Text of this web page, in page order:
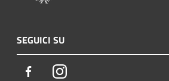
SEGUICI SU
FacebookInstagram